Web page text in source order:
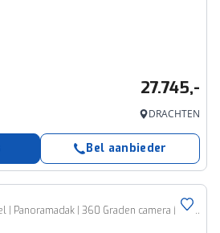
27.745,-
DRACHTEN
Bel aanbieder
262PK AUT7 | Zwarte Hemel | Panoramadak | 360 Graden camera | Elektrische bestuurdersstoel met geheugen | Stoelverwarming | Actieve bochtverlichting | Adaptieve Cruise Control | Stuurassistent | Lane Assist | Navigatie | Elektrische Achterklep | Keyless Entry | Dodehoekassistent